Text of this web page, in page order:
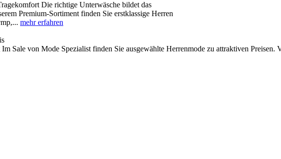
Die richtige Unterwäsche bildet das
Premium-Sortiment finden Sie erstklassige Herren
mehr erfahren
Sale von Mode Spezialist finden Sie ausgewählte Herrenmode zu attraktiven